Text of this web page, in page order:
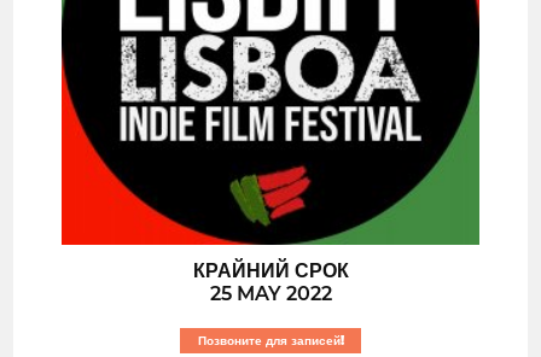
КРАЙНИЙ СРОК
25 MAY 2022
Позвоните для записей!